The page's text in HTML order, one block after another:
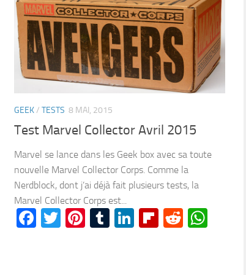
GEEK/ TESTS 8 MAI, 2015
Test Marvel Collector Avril 2015
Marvel se lance dans les Geek box avec sa toute
nouvelle Marvel Collector Corps. Comme la
Nerdblock, dont j’ai déjà fait plusieurs tests, la
Marvel Collector Corps est...
Facebook
TwitterPinterest
TumblrLinkedIn
Flipboard
Reddit